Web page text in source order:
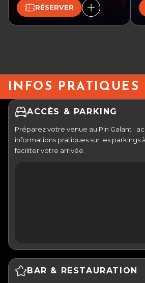
RÉSERVER
INFOS PRATIQUES
ACCÈS & PARKING
Préparez votre venue au Pin Galant :
informations pratiques sur les parkings
faciliter votre arrivée.
BAR & RESTAURATION